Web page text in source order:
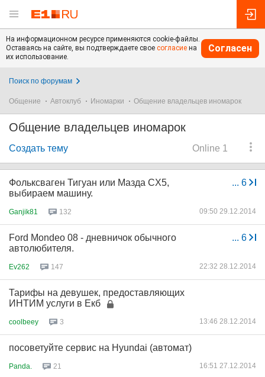
На информационном ресурсе применяются cookie-файлы.
Оставаясь на сайте, вы подтверждаете свое согласие на
их использование.
Согласен
Поиск по форумам
Общение Автоклуб Иномарки Общение владельцев иномарок
Общение владельцев иномарок
Online 1
Создать тему
... 6
Фольксваген Тигуан или Мазда CX5,
выбираем машину.
Ganjik81 132 09:50 29.12.2014
... 6
Ford Mondeo 08 - дневничок обычного
автолюбителя.
Ev262 147 22:32 28.12.2014
Тарифы на дeвушек, предоставляющих
ИНTИM услуги в Екб
coolbeey 3 13:46 28.12.2014
посоветуйте сервис на Hyundai (автомат)
Panda. 21 16:51 27.12.2014